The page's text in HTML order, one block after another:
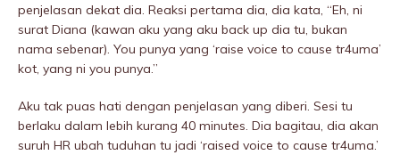
penjelasan dekat dia. Reaksi pertama dia, dia kata, “Eh, ni
surat Diana (kawan aku yang aku back up dia tu, bukan
nama sebenar). You punya yang ‘raise voice to cause tr4uma’
kot, yang ni you punya.”
Aku tak puas hati dengan penjelasan yang diberi. Sesi tu
berlaku dalam lebih kurang 40 minutes. Dia bagitau, dia akan
suruh HR ubah tuduhan tu jadi ‘raised voice to cause tr4uma.’